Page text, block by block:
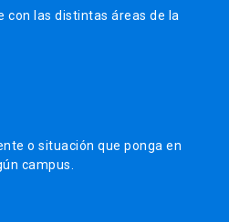
con las distintas áreas de la
o situación que ponga en
campus.